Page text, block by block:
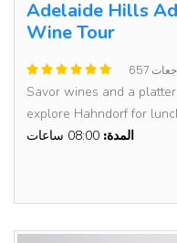
Adelaide Hills
Wine Tour
Savor wines and a
explore Hahndorf for
المدة: